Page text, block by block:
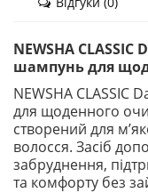
NEWSHA
шампунь для
NEWSHA
для щоденного
створений для
волосся. Засіб
забруднення,
та комфорту без